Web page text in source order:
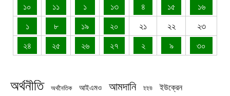
১০
১১ ১ ১৩ ৪ ১৫
১৬
১
৮ ১৯ ২০ ২১ ২২
২৩
২৪
২৫ ২৬ ২৭ ২ ৯ ৩০
অর্থনীতি অর্থনৈতিক আইএমও আমদানি ইইউ ইউক্রেন